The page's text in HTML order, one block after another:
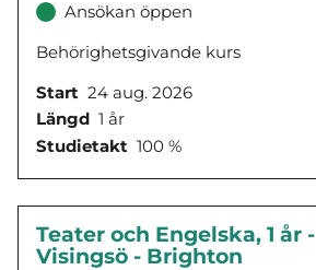
Ansökan öppen
Behörighetsgivande kurs
Start 24 aug. 2026
Längd 1 år
Studietakt 100 %
Teater och Engelska, 1 år -
Visingsö - Brighton